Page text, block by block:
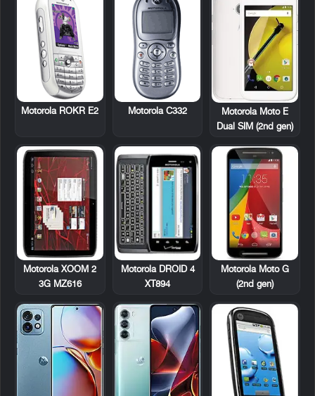
Motorola Moto E
Dual SIM (2nd gen)
Motorola C332
Motorola ROKR E2
Motorola Moto G
(2nd gen)
Motorola DROID 4
XT894
Motorola XOOM 2
3G MZ616